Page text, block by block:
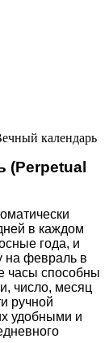
календарь
(Perpetual
в каждом
года, и
на февраль в
часы способны
число, месяц
ручной
удобными и